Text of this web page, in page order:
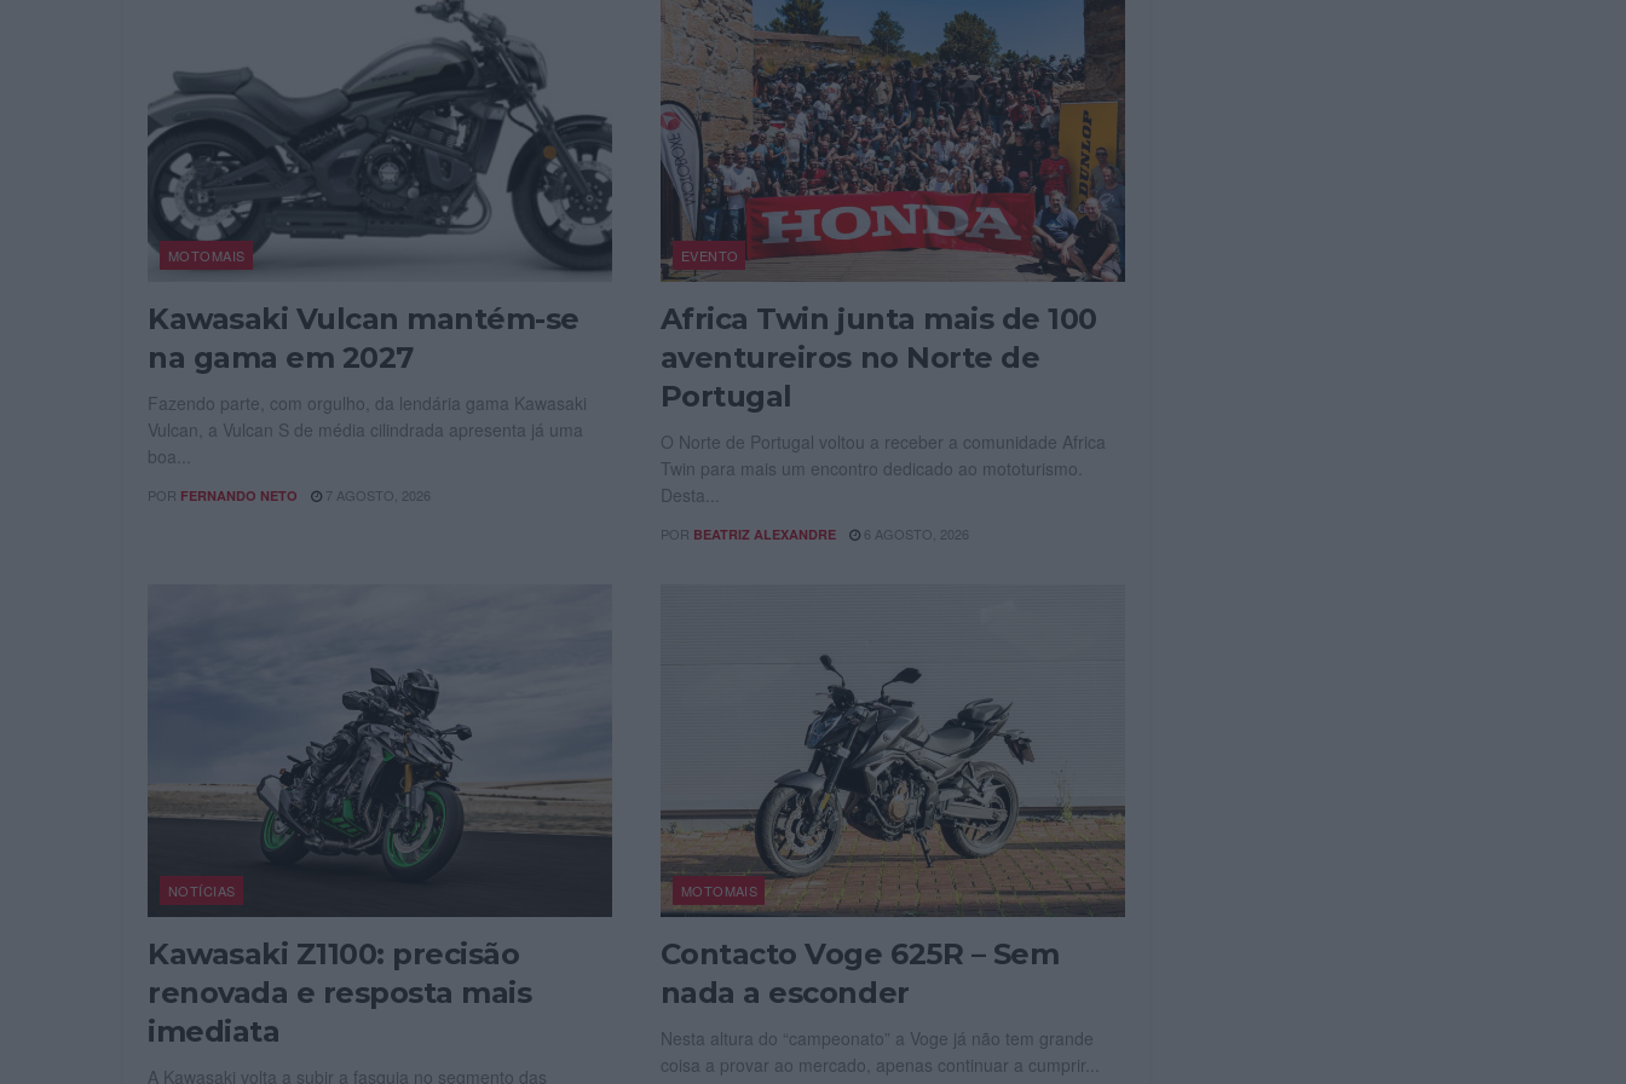
MOTOMAIS
Kawasaki Vulcan mantém-se
na gama em 2027
Fazendo parte, com orgulho, da lendária gama Kawasaki
Vulcan, a Vulcan S de média cilindrada apresenta já uma
boa...
POR FERNANDO NETO 7 AGOSTO, 2026
EVENTO
Africa Twin junta mais de 100
aventureiros no Norte de
Portugal
O Norte de Portugal voltou a receber a comunidade Africa
Twin para mais um encontro dedicado ao mototurismo.
Desta...
POR BEATRIZ ALEXANDRE 6 AGOSTO, 2026
NOTÍCIAS
Kawasaki Z1100: precisão
renovada e resposta mais
imediata
A Kawasaki volta a subir a fasquia no segmento das
MOTOMAIS
Contacto Voge 625R – Sem
nada a esconder
Nesta altura do “campeonato” a Voge já não tem grande
coisa a provar ao mercado, apenas continuar a cumprir...